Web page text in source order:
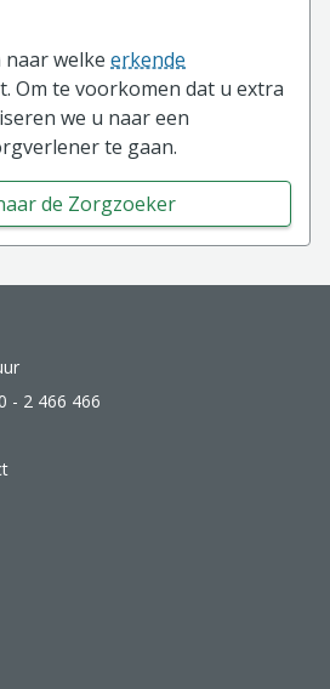
welke erkende
Om te voorkomen dat u extra
we u naar een
te gaan.
de Zorgzoeker
- 2 466 466